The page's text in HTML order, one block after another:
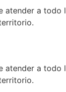
atender a todo
atender a todo